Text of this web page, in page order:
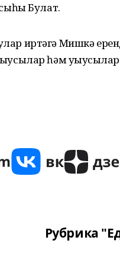
Булат.
иртәгә Мишкә
һәм
Рубрика